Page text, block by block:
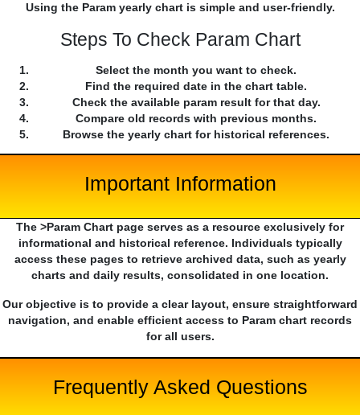
Using the Param yearly chart is simple and user-friendly.
Steps To Check Param Chart
Select the month you want to check.
Find the required date in the chart table.
Check the available param result for that day.
Compare old records with previous months.
Browse the yearly chart for historical references.
Important Information
The >Param Chart page serves as a resource exclusively for
informational and historical reference. Individuals typically
access these pages to retrieve archived data, such as yearly
charts and daily results, consolidated in one location.
Our objective is to provide a clear layout, ensure straightforward
navigation, and enable efficient access to Param chart records
for all users.
Frequently Asked Questions